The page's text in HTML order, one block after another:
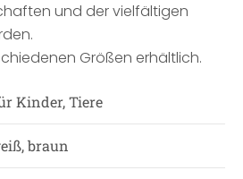
und der vielfältigen
Größen erhältlich.
Kinder, Tiere
braun